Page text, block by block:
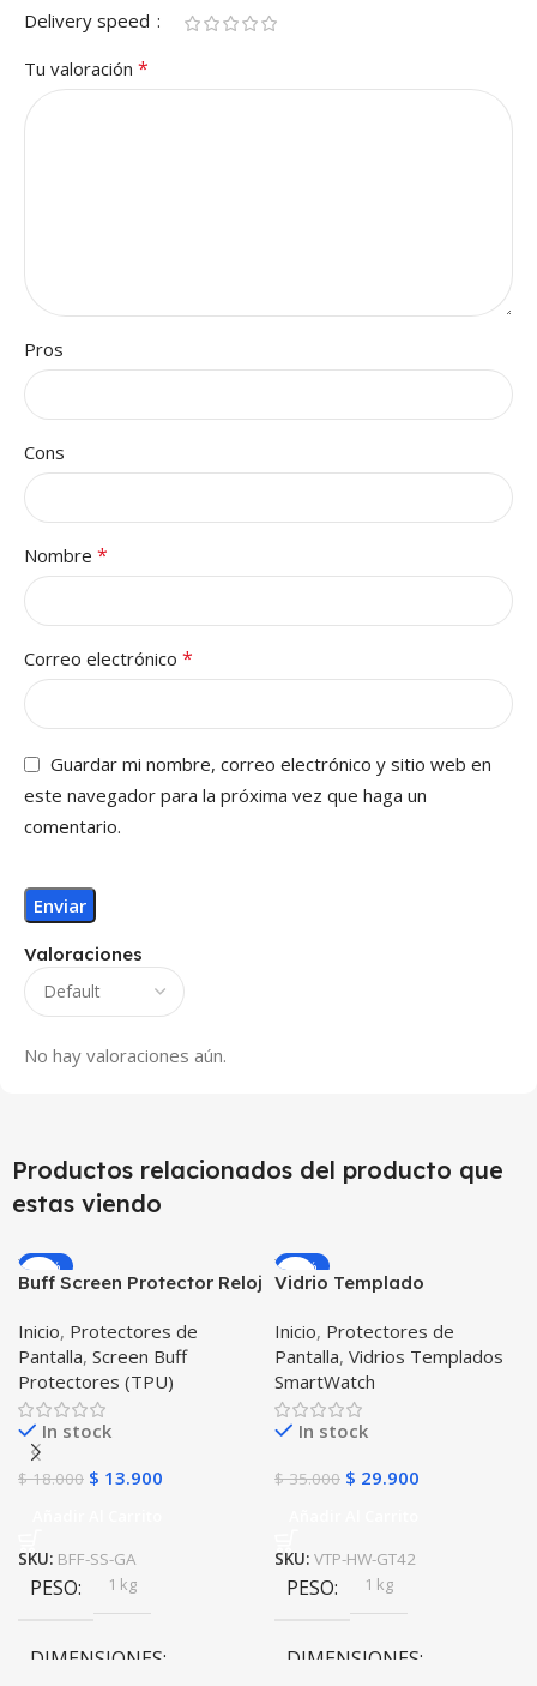
Valoraciones
No hay valoraciones aún.
Delivery speed
Tu valoración *
Pros
Cons
Nombre *
Correo electrónico *
Guardar mi nombre, correo electrónico y sitio web en
este navegador para la próxima vez que haga un
comentario.
Productos relacionados del producto que
estas viendo
-23%
Buff Screen Protector Reloj
Samsung Galaxy Active
Inicio, Protectores de
Pantalla, Screen Buff
Protectores (TPU)
In stock
$18.000 $ 13.900
SKU: BFF-SS-GA
PESO 1 kg
DIMENSIONES
-15%
Vidrio Templado
42mm X2 Unidades
Inicio, Protectores de
Pantalla, Vidrios Templados
SmartWatch
In stock
$35.000 $ 29.900
SKU: VTP-HW-GT42
PESO 1 kg
DIMENSIONES